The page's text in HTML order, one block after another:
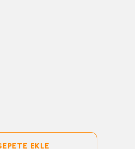
EKLE